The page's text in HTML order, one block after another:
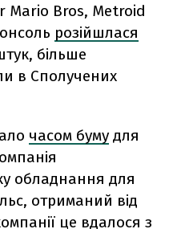
Mario Bros, Metroid
розійшлася
більше
в Сполучених
часом буму для
обладнання для
отриманий від
це вдалося з